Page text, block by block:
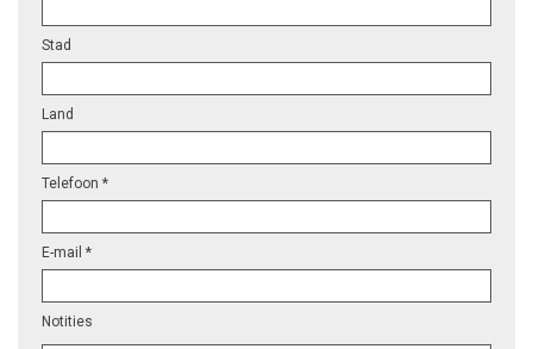
Stad
Land
Telefoon *
E-mail *
Notities